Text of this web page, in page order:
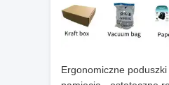
Ergonomiczne poduszki